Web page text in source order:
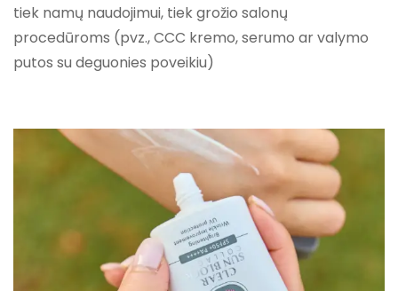
tiek namų naudojimui, tiek grožio salonų
procedūroms (pvz., CCC kremo, serumo ar valymo
putos su deguonies poveikiu)